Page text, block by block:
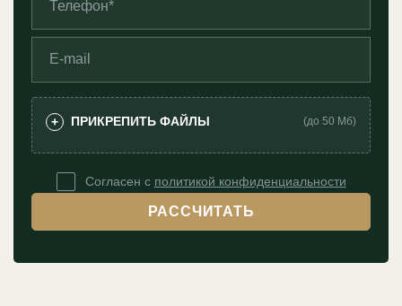
+ ПРИКРЕПИТЬ ФАЙЛЫ (до 50 Мб)
Согласен с политикой конфиденциальности
РАССЧИТАТЬ